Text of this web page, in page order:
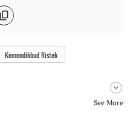
Kemendikbud Ristek
See More